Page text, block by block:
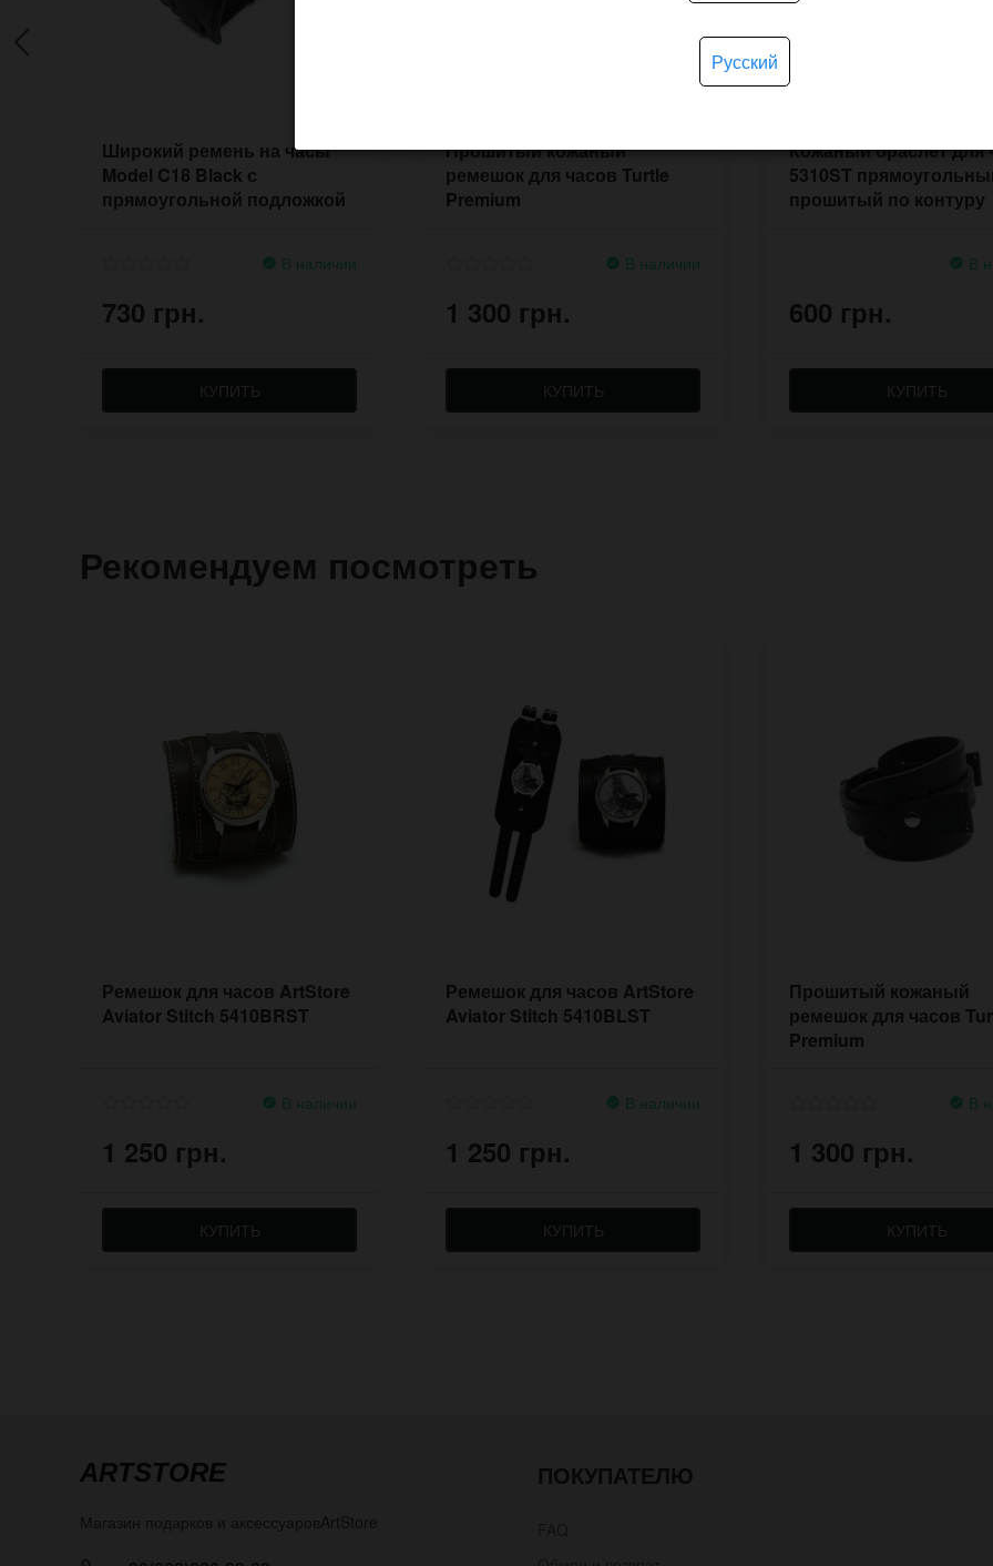
Широкий ремень на часы
Model C18 Black с
прямоугольной подложкой
В наличии
730 грн.
КУПИТЬ
Прошитый кожаный
ремешок для часов Turtle
Premium
В наличии
1 300 грн.
КУПИТЬ
Кожаный браслет для
5310ST
прошитый по контуру
В
600 грн.
КУПИТЬ
Рекомендуем посмотреть
Ремешок для часов ArtStore
Aviator Stitch 5410BRST
В наличии
1 250 грн.
КУПИТЬ
Ремешок для часов ArtStore
Aviator Stitch 5410BLST
В наличии
1 250 грн.
КУПИТЬ
Прошитый кожаный
ремешок для часов
Premium
В
1 300 грн.
КУПИТЬ
ARTSTORE ПОКУПАТЕЛЮ
Русский